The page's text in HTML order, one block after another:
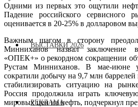
ВЫСТАВКИ 2026
РЕКЛАМА
Одними из первых это ощутили
Падение российского сервисного
оценивается в 20-25% в долларовом
Важным шагом в сторону
Минниханов назвал заключение
«ОПЕК+» о рекордном сокращении
Рустам Минниханов. В мае-июне
сократили добычу на 9,7 млн
стабилизировать ситуацию на
Россия продолжила играть
мировых цен на нефть, подчеркнул